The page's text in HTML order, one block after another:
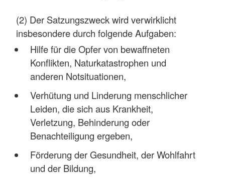
(2) Der Satzungszweck wird verwirklicht
insbesondere durch folgende Aufgaben:
Hilfe für die Opfer von bewaffneten
Konflikten, Naturkatastrophen und
anderen Notsituationen,
Verhütung und Linderung menschlicher
Leiden, die sich aus Krankheit,
Verletzung, Behinderung oder
Benachteiligung ergeben,
Förderung der Gesundheit, der Wohlfahrt
und der Bildung,